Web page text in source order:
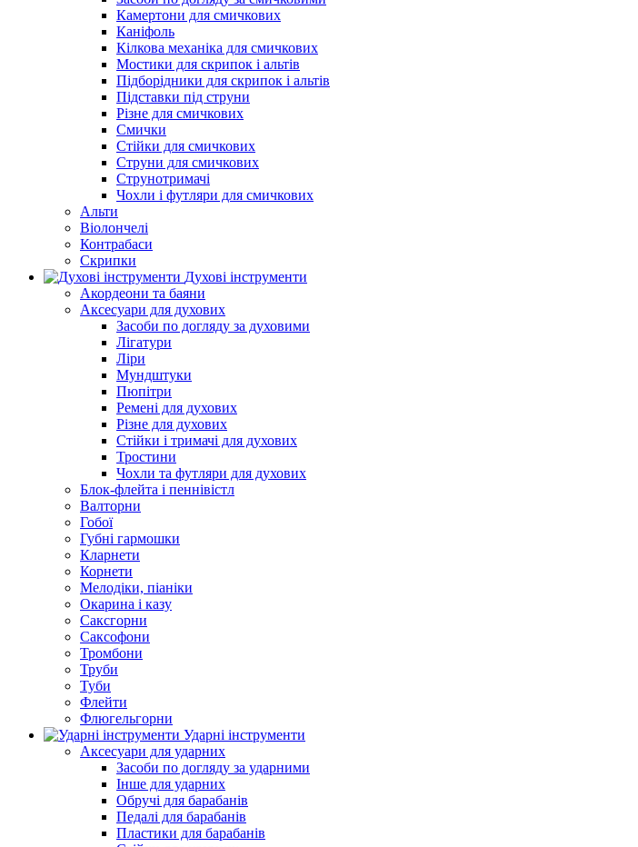
Камертони для смичкових
Каніфоль
Кілкова механіка для смичкових
Мостики для скрипок і альтів
Підборiдники для скрипок і альтів
Підставки під струни
Різне для смичкових
Смички
Стійки для смичкових
Струни для смичкових
Струнотримачі
Чохли і футляри для смичкових
Альти
Віолончелі
Контрабаси
Скрипки
Духові інструменти
Акордеони та баяни
Аксесуари для духових
Засоби по догляду за духовими
Лігатури
Ліри
Мундштуки
Пюпітри
Ремені для духових
Різне для духових
Стійки і тримачі для духових
Тростини
Чохли та футляри для духових
Блок-флейта і пеннівістл
Валторни
Гобої
Губні гармошки
Кларнети
Корнети
Мелодіки, піаніки
Окарина і казу
Саксгорни
Саксофони
Тромбони
Труби
Туби
Флейти
Флюгельгорни
Ударні інструменти
Аксесуари для ударних
Засоби по догляду за ударними
Інше для ударних
Обручі для барабанів
Педалі для барабанів
Пластики для барабанів